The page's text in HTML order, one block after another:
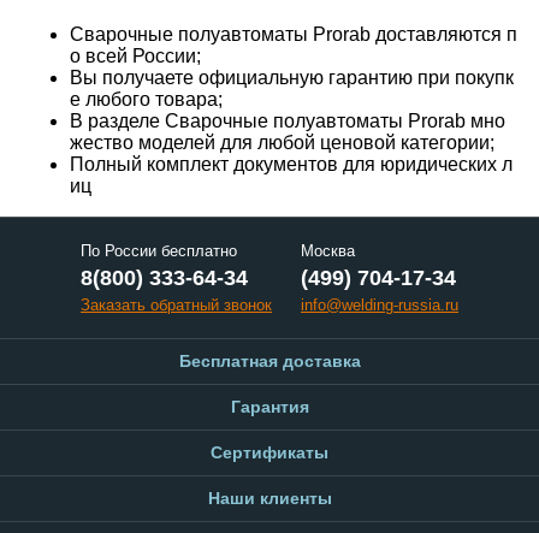
Сварочные полуавтоматы Prorab доставляются п
о всей России;
Вы получаете официальную гарантию при покупк
е любого товара;
В разделе Сварочные полуавтоматы Prorab мно
жество моделей для любой ценовой категории;
Полный комплект документов для юридических л
иц
По России бесплатно
8(800) 333-64-34
Заказать обратный звонок
Москва
(499) 704-17-34
info@welding-russia.ru
Бесплатная доставка
Гарантия
Сертификаты
Наши клиенты